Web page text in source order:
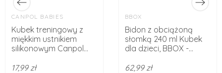
CANPOL BABIES
Kubek treningowy z
miękkim ustnikiem
silikonowym Canpol...
17,99 zł
BBOX
Bidon z obciążoną
słomką 240 ml Kubek
dla dzieci, BBOX -...
62,99 zł